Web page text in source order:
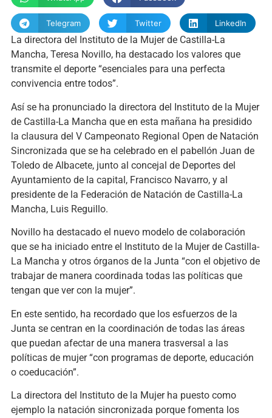
Telegram Twitter LinkedIn
La directora del Instituto de la Mujer de Castilla-La
Mancha, Teresa Novillo, ha destacado los valores que
transmite el deporte “esenciales para una perfecta
convivencia entre todos”.
Así se ha pronunciado la directora del Instituto de la Mujer
de Castilla-La Mancha que en esta mañana ha presidido
la clausura del V Campeonato Regional Open de Natación
Sincronizada que se ha celebrado en el pabellón Juan de
Toledo de Albacete, junto al concejal de Deportes del
Ayuntamiento de la capital, Francisco Navarro, y al
presidente de la Federación de Natación de Castilla-La
Mancha, Luis Reguillo.
Novillo ha destacado el nuevo modelo de colaboración
que se ha iniciado entre el Instituto de la Mujer de Castilla-
La Mancha y otros órganos de la Junta “con el objetivo de
trabajar de manera coordinada todas las políticas que
tengan que ver con la mujer”.
En este sentido, ha recordado que los esfuerzos de la
Junta se centran en la coordinación de todas las áreas
que puedan afectar de una manera trasversal a las
políticas de mujer “con programas de deporte, educación
o coeducación”.
La directora del Instituto de la Mujer ha puesto como
ejemplo la natación sincronizada porque fomenta los